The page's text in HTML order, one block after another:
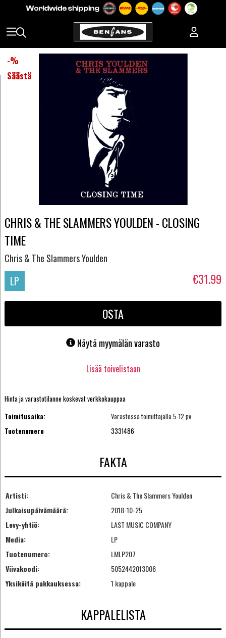
-%
Säästä
CHRIS & THE SLAMMERS YOULDEN - CLOSING
TIME
Chris & The Slammers Youlden
LP €31.99
OSTA
Näytä myymälän varasto
Lisää toivelistaan
Hinta ja varastotilanne koskevat verkkokauppaa
Toimitusaika:
Varastossa toimittajalla 5-12 pv
Tuotenumero
3331486
FAKTA
Artisti:
Chris & The Slammers Youlden
Julkaisupäivämäärä:
2018-10-25
Levy-yhtiö:
LAST MUSIC COMPANY
Media:
LP
Tuotenumero:
LMLP207
Viivakoodi:
5052442013006
Yksiköitä pakkauksessa:
1 kappale
KAPPALELISTA